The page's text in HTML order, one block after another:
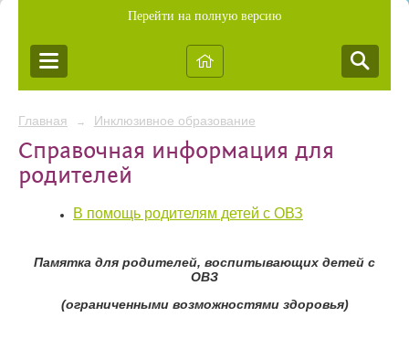
Перейти на полную версию
Главная → Инклюзивное образование
Справочная информация для
родителей
В помощь родителям детей с ОВЗ
Памятка для родителей, воспитывающих детей с
ОВЗ
(ограниченными возможностями здоровья)